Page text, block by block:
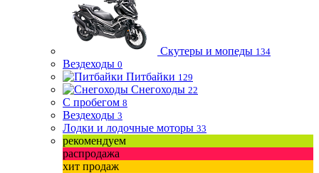
Скутеры и мопеды 134
Вездеходы 0
Питбайки 129
Снегоходы 22
С пробегом 8
Вездеходы 3
Лодки и лодочные моторы 33
рекомендуем
распродажа
хит продаж